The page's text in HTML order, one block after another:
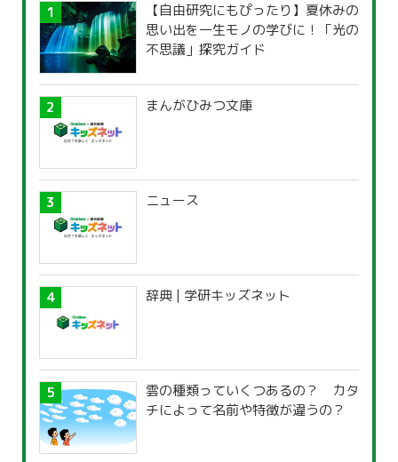
【自由研究にもぴったり】夏休みの
思い出を一生モノの学びに！「光の
不思議」探究ガイド
まんがひみつ文庫
ニュース
辞典 | 学研キッズネット
雲の種類っていくつあるの？ カタ
チによって名前や特徴が違うの？